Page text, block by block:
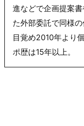
進などで企画提案
た外部委託で同様
目覚め2010年より
ポ歴は15年以上。